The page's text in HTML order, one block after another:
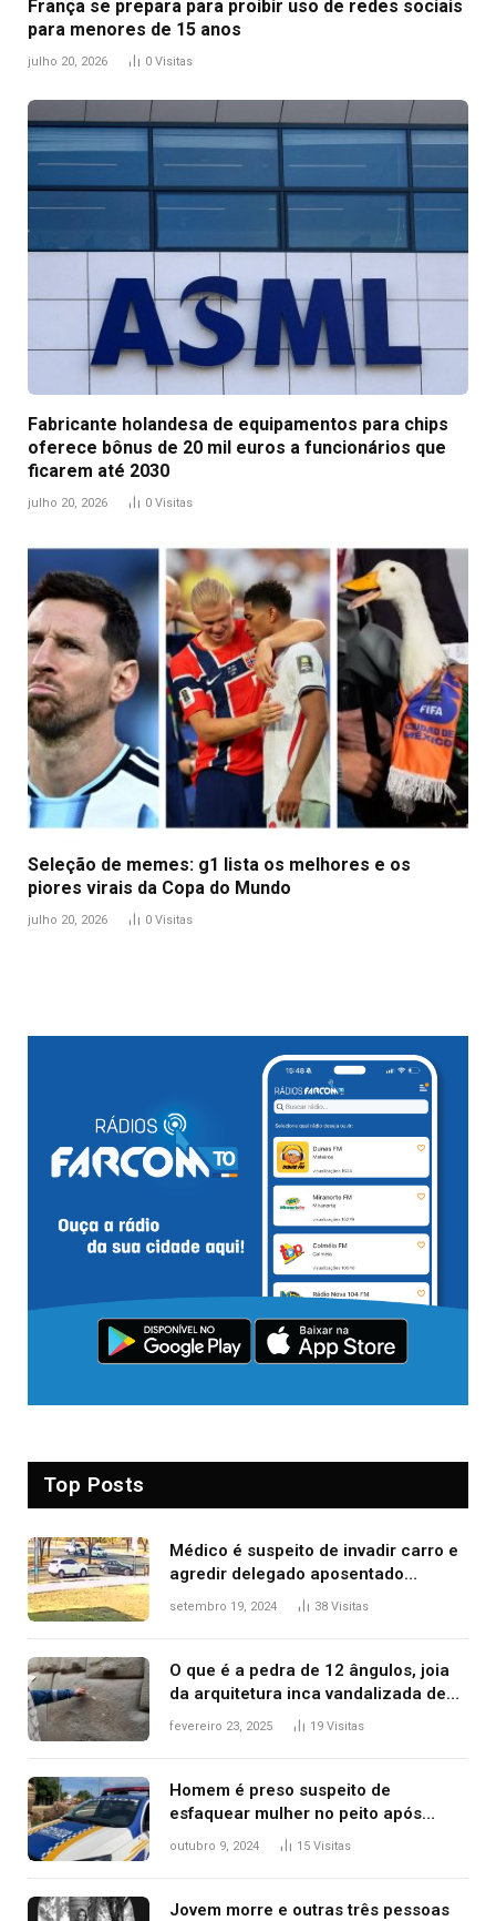
França se prepara para proibir uso de redes sociais
para menores de 15 anos
julho 20, 2026 0 Visitas
Fabricante holandesa de equipamentos para chips
oferece bônus de 20 mil euros a funcionários que
ficarem até 2030
julho 20, 2026 0 Visitas
Seleção de memes: g1 lista os melhores e os
piores virais da Copa do Mundo
julho 20, 2026 0 Visitas
Top Posts
Médico é suspeito de invadir carro e
agredir delegado aposentado
durante confusão no trânsito
setembro 19, 2024 38 Visitas
O que é a pedra de 12 ângulos, joia
da arquitetura inca vandalizada de
forma irrecuperável
fevereiro 23, 2025 19 Visitas
Homem é preso suspeito de
esfaquear mulher no peito após
discussão por causa de drogas, diz
outubro 9, 2024 15 Visitas
Jovem morre e outras três pessoas